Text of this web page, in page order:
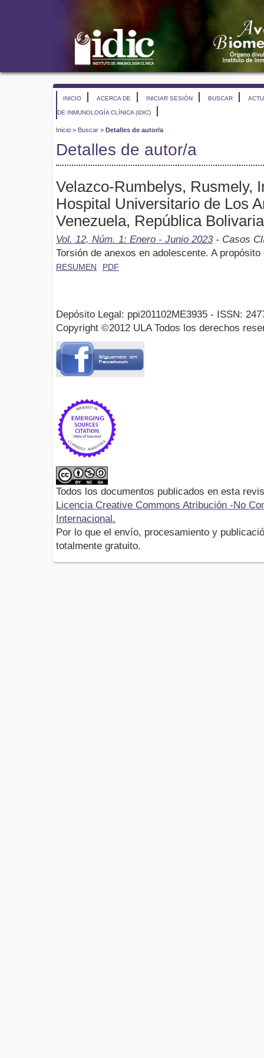
INICIO ACERCA DE INICIAR SESIÓN BUSCAR
DE INMUNOLOGÍA CLÍNICA (IDIC)
Inicio > Buscar > Detalles de autor/a
Detalles de autor/a
Velazco-Rumbelys, Rusmely,
Hospital Universitario de Los
Venezuela, República
Vol. 12, Núm. 1: Enero - Junio 2023- Casos
Torsión de anexos en adolescente. A propósito
RESUMEN PDF
Depósito Legal: ppi201102ME3935 - ISSN:
Copyright ©2012 ULA Todos los derechos
Todos los documentos publicados en esta
Licencia Creative Commons Atribución -No
Internacional.
Por lo que el envío, procesamiento y
totalmente gratuito.